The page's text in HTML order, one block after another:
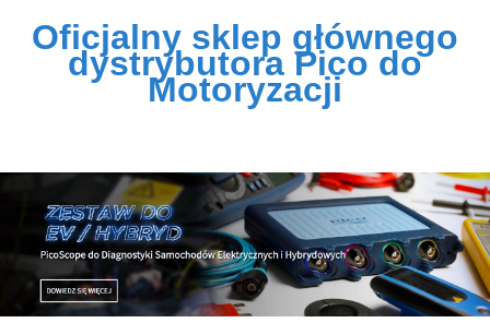
Oficjalny sklep głównego
dystrybutora Pico do
Motoryzacji